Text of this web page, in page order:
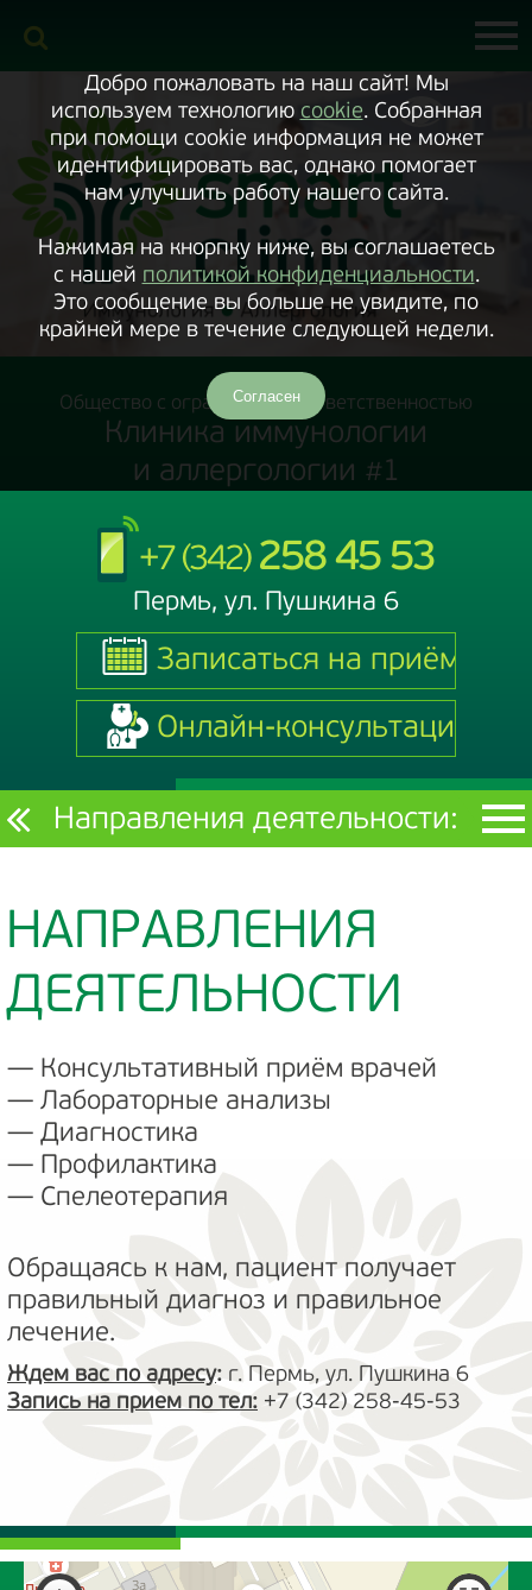
версию
сайта
Добро пожаловать на наш сайт! Мы
используем технологию cookie. Собранная
при помощи cookie информация не может
идентифицировать вас, однако помогает
нам улучшить работу нашего сайта.
Нажимая на кнорпку ниже, вы соглашаетесь
с нашей политикой конфиденциальности.
Это сообщение вы больше не увидите, по
крайней мере в течение следующей недели.
Согласен
Общество с ограниченной ответственностью
Клиника иммунологии
и аллергологии #1
+7 (342) 258 45 53
Пермь, ул. Пушкина 6
Записаться на приём
Записаться на приём
Онлайн-консультация
Онлайн-консультация
Текущий
Направления деятельности:
НАПРАВЛЕНИЯ
ДЕЯТЕЛЬНОСТИ
— Консультативный приём врачей
— Лабораторные анализы
— Диагностика
— Профилактика
— Спелеотерапия
Обращаясь к нам, пациент получает
правильный диагноз и правильное
лечение.
Ждем вас по адресу: г. Пермь, ул. Пушкина 6
Запись на прием по тел: +7 (342) 258-45-53